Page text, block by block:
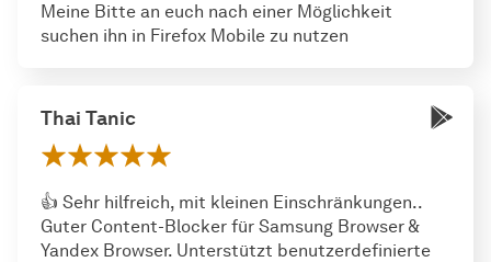
Meine Bitte an euch nach einer Möglichkeit
suchen ihn in Firefox Mobile zu nutzen
Thai Tanic
👍 Sehr hilfreich, mit kleinen Einschränkungen..
Guter Content-Blocker für Samsung Browser &
Yandex Browser. Unterstützt benutzerdefinierte